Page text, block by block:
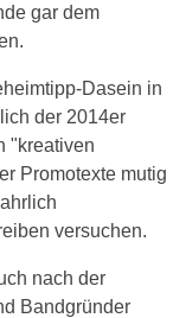
gar dem
Dasein in
der 2014er
"kreativen
Promotexte mutig
versuchen.
nach der
Bandgründer